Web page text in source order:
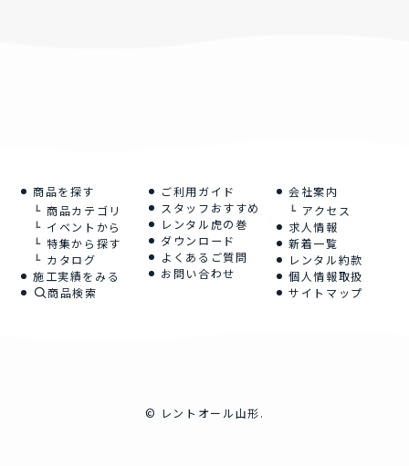
商品を探す
商品カテゴリ
イベントから
特集から探す
カタログ
施工実績をみる
商品検索
ご利用ガイド
スタッフおすすめ
レンタル虎の巻
ダウンロード
よくあるご質問
お問い合わせ
会社案内
アクセス
求人情報
新着一覧
レンタル約款
個人情報取扱
サイトマップ
© レントオール山形.